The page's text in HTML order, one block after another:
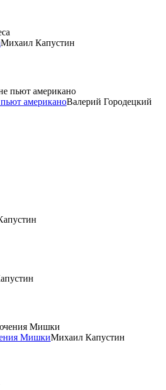
Михаил Капустин
американоВалерий Городецкий
МишкиМихаил Капустин